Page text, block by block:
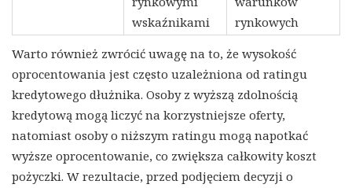
wskaźnikami
rynkowych
Warto również zwrócić uwagę na to, że wysokość
oprocentowania jest często uzależniona od ratingu
kredytowego dłużnika. Osoby z wyższą zdolnością
kredytową mogą liczyć na korzystniejsze oferty,
natomiast osoby o niższym ratingu mogą napotkać
wyższe oprocentowanie, co zwiększa całkowity koszt
pożyczki. W rezultacie, przed podjęciem decyzji o